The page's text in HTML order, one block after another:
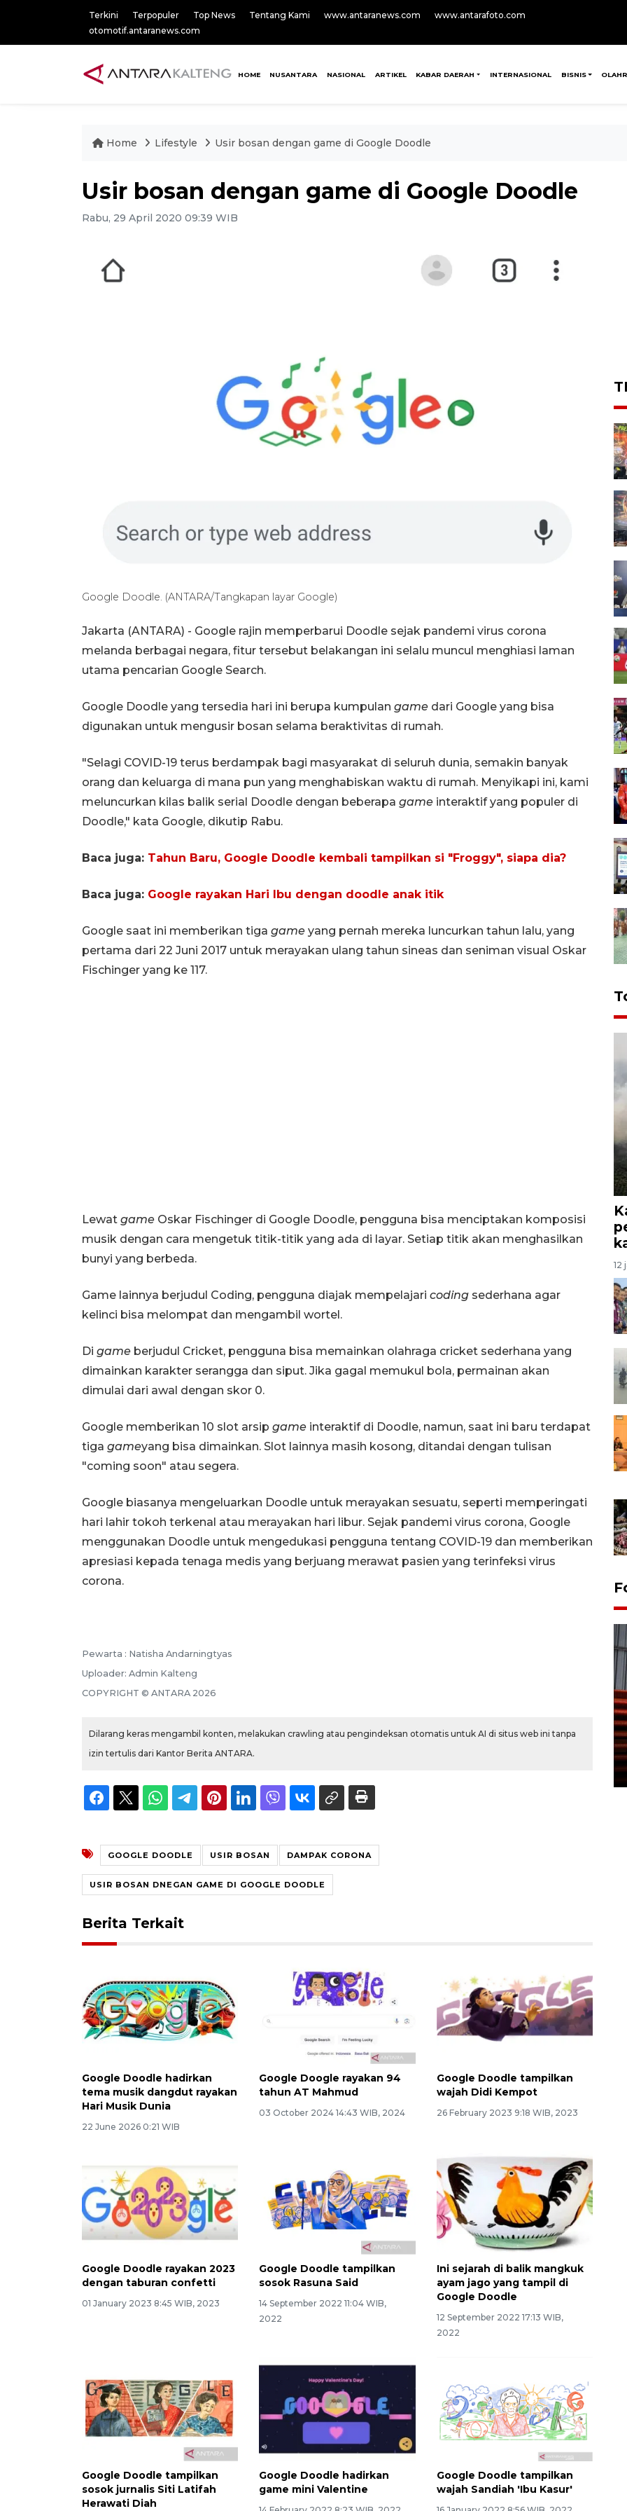
Terkini Terpopuler Top News Tentang Kami www.antaranews.com
www.antarafoto.com
otomotif.antaranews.com
HOME NUSANTARA NASIONAL ARTIKEL KABAR DAERAH INTERNASIONAL BISNIS
Home Lifestyle Usir bosan dengan game di Google Doodle
Usir bosan dengan game di Google Doodle
Rabu, 29 April 2020 09:39 WIB
Google Doodle. (ANTARA/Tangkapan layar Google)
Jakarta (ANTARA) - Google rajin memperbarui Doodle sejak pandemi virus corona
melanda berbagai negara, fitur tersebut belakangan ini selalu muncul menghiasi laman
utama pencarian Google Search.
Google Doodle yang tersedia hari ini berupa kumpulan game dari Google yang bisa
digunakan untuk mengusir bosan selama beraktivitas di rumah.
"Selagi COVID-19 terus berdampak bagi masyarakat di seluruh dunia, semakin banyak
orang dan keluarga di mana pun yang menghabiskan waktu di rumah. Menyikapi ini, kami
meluncurkan kilas balik serial Doodle dengan beberapa game interaktif yang populer di
Doodle," kata Google, dikutip Rabu.
Baca juga: Tahun Baru, Google Doodle kembali tampilkan si "Froggy", siapa dia?
Baca juga: Google rayakan Hari Ibu dengan doodle anak itik
Google saat ini memberikan tiga game yang pernah mereka luncurkan tahun lalu, yang
pertama dari 22 Juni 2017 untuk merayakan ulang tahun sineas dan seniman visual Oskar
Fischinger yang ke 117.
Lewat game Oskar Fischinger di Google Doodle, pengguna bisa menciptakan komposisi
musik dengan cara mengetuk titik-titik yang ada di layar. Setiap titik akan menghasilkan
bunyi yang berbeda.
Game lainnya berjudul Coding, pengguna diajak mempelajari coding sederhana agar
kelinci bisa melompat dan mengambil wortel.
Di game berjudul Cricket, pengguna bisa memainkan olahraga cricket sederhana yang
dimainkan karakter serangga dan siput. Jika gagal memukul bola, permainan akan
dimulai dari awal dengan skor 0.
Google memberikan 10 slot arsip game interaktif di Doodle, namun, saat ini baru terdapat
tiga gameyang bisa dimainkan. Slot lainnya masih kosong, ditandai dengan tulisan
"coming soon" atau segera.
Google biasanya mengeluarkan Doodle untuk merayakan sesuatu, seperti memperingati
hari lahir tokoh terkenal atau merayakan hari libur. Sejak pandemi virus corona, Google
menggunakan Doodle untuk mengedukasi pengguna tentang COVID-19 dan memberikan
apresiasi kepada tenaga medis yang berjuang merawat pasien yang terinfeksi virus
corona.
Pewarta : Natisha Andarningtyas
Uploader: Admin Kalteng
COPYRIGHT © ANTARA 2026
Dilarang keras mengambil konten, melakukan crawling atau pengindeksan otomatis untuk AI di situs web ini tanpa
izin tertulis dari Kantor Berita ANTARA.
GOOGLE DOODLE USIR BOSAN DAMPAK CORONA
USIR BOSAN DNEGAN GAME DI GOOGLE DOODLE
Berita Terkait
Google Doodle hadirkan
tema musik dangdut rayakan
Hari Musik Dunia
22 June 2026 0:21 WIB
Google Doogle rayakan 94
tahun AT Mahmud
03 October 2024 14:43 WIB, 2024
Google Doodle tampilkan
wajah Didi Kempot
26 February 2023 9:18 WIB, 2023
Google Doodle rayakan 2023
dengan taburan confetti
01 January 2023 8:45 WIB, 2023
Google Doodle tampilkan
sosok Rasuna Said
14 September 2022 11:04 WIB,
2022
Ini sejarah di balik mangkuk
ayam jago yang tampil di
Google Doodle
12 September 2022 17:13 WIB,
2022
Google Doodle tampilkan
sosok jurnalis Siti Latifah
Herawati Diah
Google Doodle hadirkan
game mini Valentine
Google Doodle tampilkan
wajah Sandiah 'Ibu Kasur'
12
kemarau di Kalimantan